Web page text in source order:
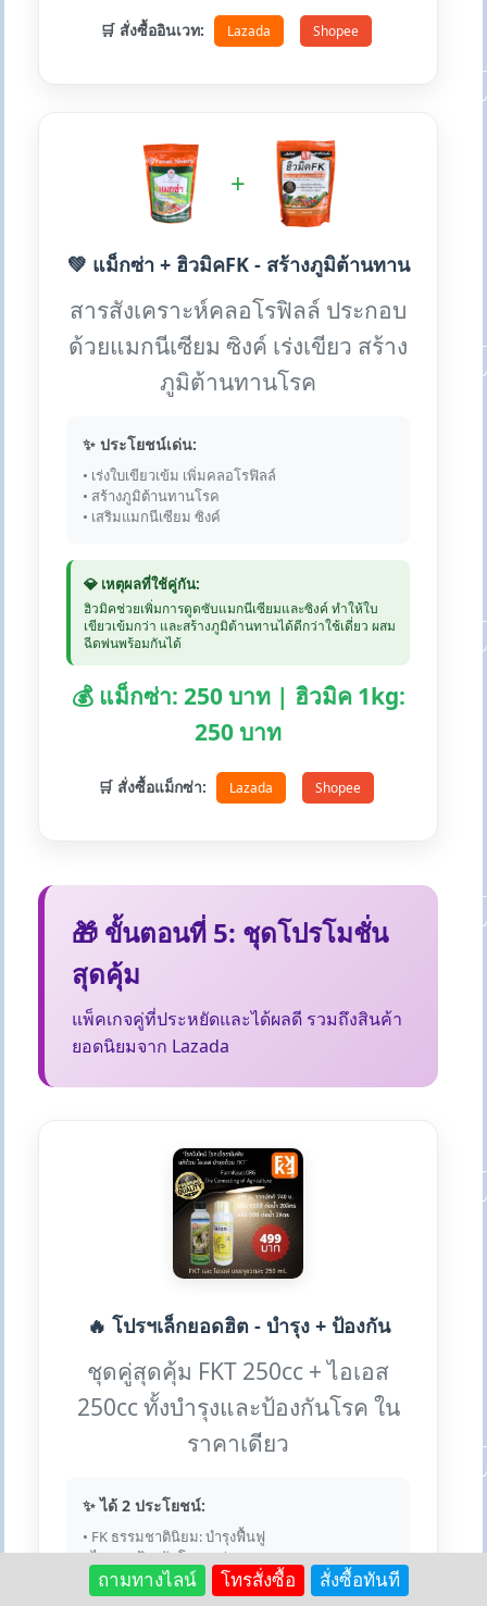
🛒 สั่งซื้ออินเวท: Lazada Shopee
+
💚 แม็กซ่า + ฮิวมิคFK - สร้างภูมิต้านทาน
สารสังเคราะห์คลอโรฟิลล์ ประกอบ
ด้วยแมกนีเซียม ซิงค์ เร่งเขียว สร้าง
ภูมิต้านทานโรค
✨ ประโยชน์เด่น:
• เร่งใบเขียวเข้ม เพิ่มคลอโรฟิลล์
• สร้างภูมิต้านทานโรค
• เสริมแมกนีเซียม ซิงค์
💎 เหตุผลที่ใช้คู่กัน:
ฮิวมิคช่วยเพิ่มการดูดซับแมกนีเซียมและซิงค์ ทำให้ใบ
เขียวเข้มกว่า และสร้างภูมิต้านทานได้ดีกว่าใช้เดี่ยว ผสม
ฉีดพ่นพร้อมกันได้
💰 แม็กซ่า: 250 บาท | ฮิวมิค 1kg:
250 บาท
🛒 สั่งซื้อแม็กซ่า: Lazada Shopee
🎁 ขั้นตอนที่ 5: ชุดโปรโมชั่น
สุดคุ้ม
แพ็คเกจคู่ที่ประหยัดและได้ผลดี รวมถึงสินค้า
ยอดนิยมจาก Lazada
🔥 โปรฯเล็กยอดฮิต - บำรุง + ป้องกัน
ชุดคู่สุดคุ้ม FKT 250cc + ไอเอส
250cc ทั้งบำรุงและป้องกันโรค ใน
ราคาเดียว
✨ ได้ 2 ประโยชน์:
• FK ธรรมชาตินิยม: บำรุงฟื้นฟู
• ไอเอส: ป้องกันโรคราต่างๆ
• ผสมน้ำได้รวม 100 ลิตร
ถามทางไลน์ โทรสั่งซื้อ สั่งซื้อทันที